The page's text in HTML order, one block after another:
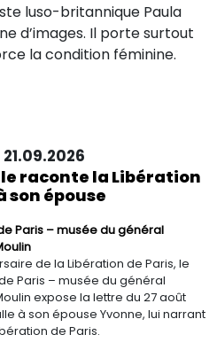
luso-britannique Paula
d’images. Il porte surtout
la condition féminine.
raconte la Libération
son épouse
Paris – musée du général
de la Libération de Paris, le
Paris – musée du général
expose la lettre du 27 août
à son épouse Yvonne, lui narrant
de Paris.